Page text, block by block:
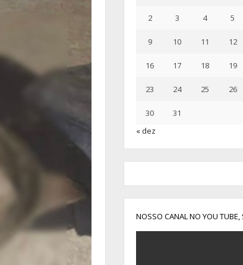
2 3 4 5
9 10 11 12
16 17 18 19
23 24 25 26
30
31
« dez
NOSSO CANAL NO YOU TUBE,